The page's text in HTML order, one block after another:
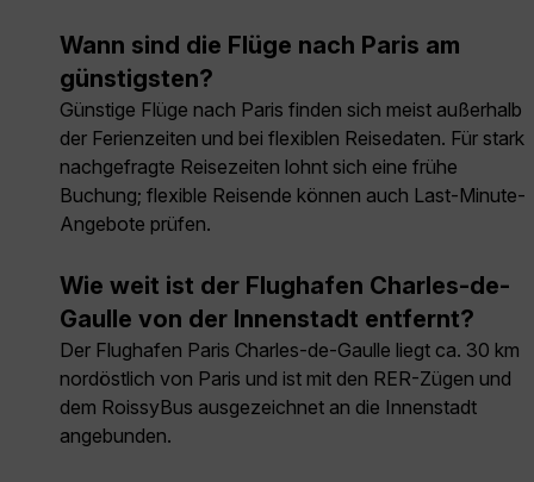
Wann sind die Flüge nach Paris am
günstigsten?
Günstige Flüge nach Paris finden sich meist außerhalb
der Ferienzeiten und bei flexiblen Reisedaten. Für stark
nachgefragte Reisezeiten lohnt sich eine frühe
Buchung; flexible Reisende können auch Last-Minute-
Angebote prüfen.
Wie weit ist der Flughafen Charles-de-
Gaulle von der Innenstadt entfernt?
Der Flughafen Paris Charles-de-Gaulle liegt ca. 30 km
nordöstlich von Paris und ist mit den RER-Zügen und
dem RoissyBus ausgezeichnet an die Innenstadt
angebunden.